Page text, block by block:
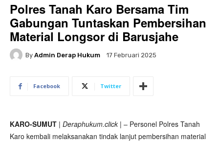
Polres Tanah Karo Bersama Tim
Gabungan Tuntaskan Pembersihan
Material Longsor di Barusjahe
By Admin Derap Hukum 17 Februari 2025
Facebook Twitter
KARO-SUMUT | Deraphukum.click | – Personel Polres Tanah
Karo kembali melaksanakan tindak lanjut pembersihan material